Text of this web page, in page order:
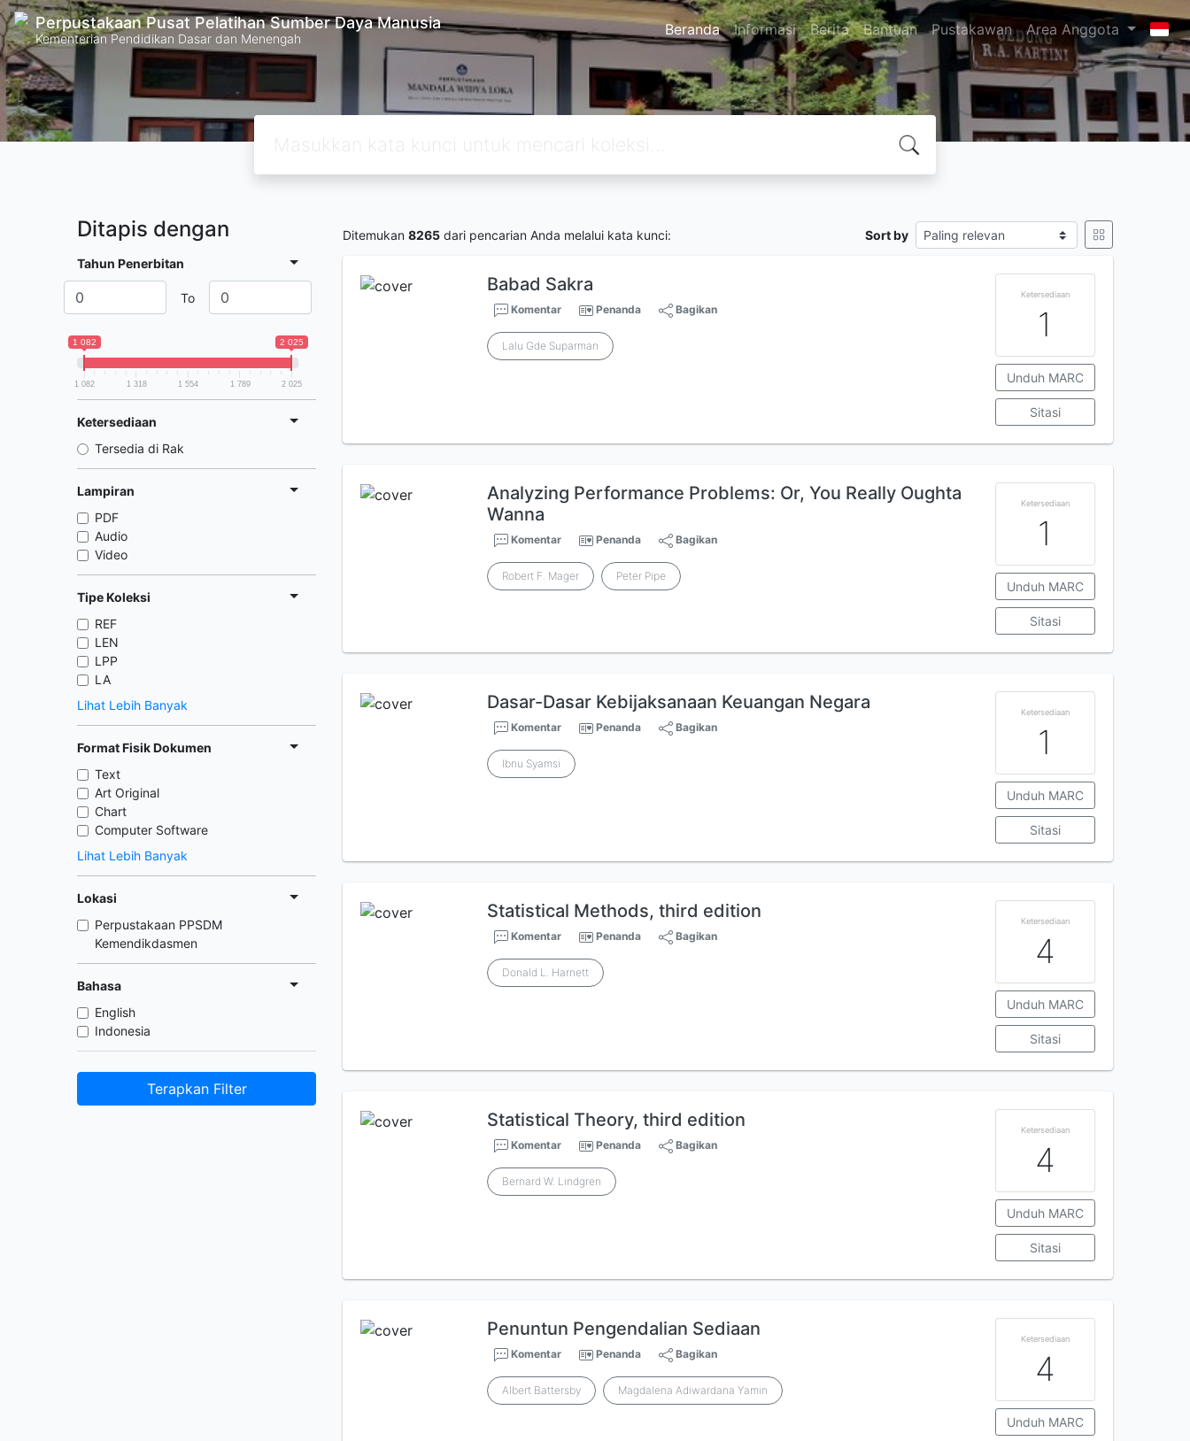
Perpustakaan Pusat Pelatihan Sumber Daya Manusia
Kementerian Pendidikan Dasar dan Menengah Beranda Informasi Berita Bantuan Pustakawan Area Anggota
Ditapis dengan
Tahun Penerbitan
To
1 082 2 025
1 082 1 318 1 554 1 789 2 025
Ketersediaan
Tersedia di Rak
Lampiran
PDF
Audio
Video
Tipe Koleksi
REF
LEN
LPP
LA
Lihat Lebih Banyak
Format Fisik Dokumen
Text
Art Original
Chart
Computer Software
Lihat Lebih Banyak
Lokasi
Perpustakaan PPSDM
Kemendikdasmen
Bahasa
English
Indonesia
Terapkan Filter
Ditemukan 8265 dari pencarian Anda melalui kata kunci: Sort by
Babad Sakra
Komentar Penanda Bagikan
Lalu Gde Suparman
Ketersediaan
1
Unduh MARC
Sitasi
Analyzing Performance Problems: Or, You Really Oughta
Wanna
Komentar Penanda Bagikan
Robert F. Mager Peter Pipe
Ketersediaan
1
Unduh MARC
Sitasi
Dasar-Dasar Kebijaksanaan Keuangan Negara
Komentar Penanda Bagikan
Ibnu Syamsi
Ketersediaan
1
Unduh MARC
Sitasi
Statistical Methods, third edition
Komentar Penanda Bagikan
Donald L. Harnett
Ketersediaan
4
Unduh MARC
Sitasi
Statistical Theory, third edition
Komentar Penanda Bagikan
Bernard W. Lindgren
Ketersediaan
4
Unduh MARC
Sitasi
Penuntun Pengendalian Sediaan
Komentar Penanda Bagikan
Albert Battersby Magdalena Adiwardana Yamin
Ketersediaan
4
Unduh MARC